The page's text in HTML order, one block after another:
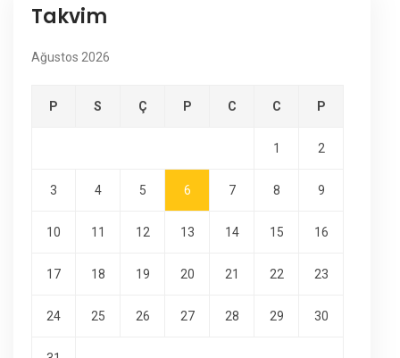
Takvim
Ağustos 2026
P S Ç P C C P
1 2
3 4 5 6 7 8 9
10 11 12 13 14 15 16
17 18 19 20 21 22 23
24 25 26 27 28 29 30